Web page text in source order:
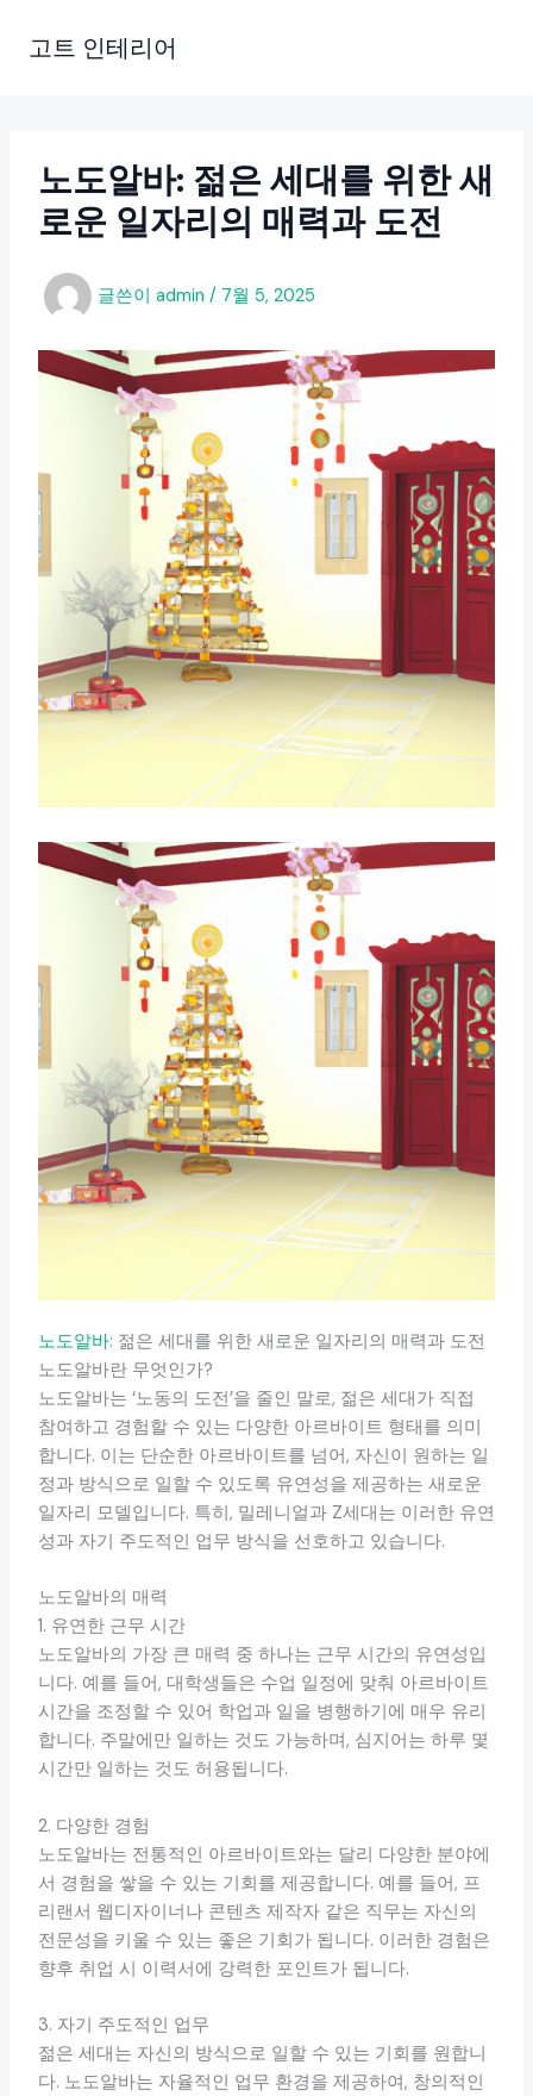
고트 인테리어
노도알바: 젊은 세대를 위한 새
로운 일자리의 매력과 도전
글쓴이 admin / 7월 5, 2025
노도알바: 젊은 세대를 위한 새로운 일자리의 매력과 도전
노도알바란 무엇인가?
노도알바는 ‘노동의 도전’을 줄인 말로, 젊은 세대가 직접
참여하고 경험할 수 있는 다양한 아르바이트 형태를 의미
합니다. 이는 단순한 아르바이트를 넘어, 자신이 원하는 일
정과 방식으로 일할 수 있도록 유연성을 제공하는 새로운
일자리 모델입니다. 특히, 밀레니얼과 Z세대는 이러한 유연
성과 자기 주도적인 업무 방식을 선호하고 있습니다.
노도알바의 매력
1. 유연한 근무 시간
노도알바의 가장 큰 매력 중 하나는 근무 시간의 유연성입
니다. 예를 들어, 대학생들은 수업 일정에 맞춰 아르바이트
시간을 조정할 수 있어 학업과 일을 병행하기에 매우 유리
합니다. 주말에만 일하는 것도 가능하며, 심지어는 하루 몇
시간만 일하는 것도 허용됩니다.
2. 다양한 경험
노도알바는 전통적인 아르바이트와는 달리 다양한 분야에
서 경험을 쌓을 수 있는 기회를 제공합니다. 예를 들어, 프
리랜서 웹디자이너나 콘텐츠 제작자 같은 직무는 자신의
전문성을 키울 수 있는 좋은 기회가 됩니다. 이러한 경험은
향후 취업 시 이력서에 강력한 포인트가 됩니다.
3. 자기 주도적인 업무
젊은 세대는 자신의 방식으로 일할 수 있는 기회를 원합니
다. 노도알바는 자율적인 업무 환경을 제공하여, 창의적인